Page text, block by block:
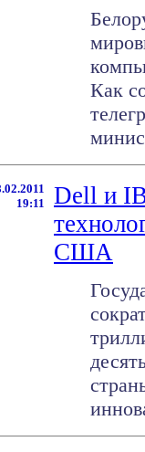
Как
19:11
Dell и
США